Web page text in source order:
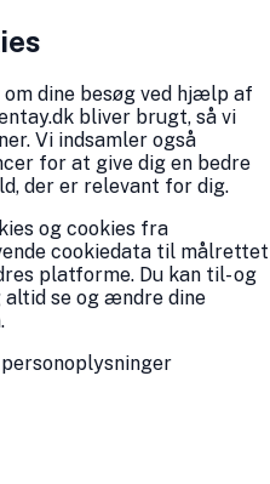
dine besøg ved hjælp af
bliver brugt, så vi
Vi indsamler også
for at give dig en bedre
der er relevant for dig.
og cookies fra
cookiedata til målrettet
platforme. Du kan til- og
se og ændre dine